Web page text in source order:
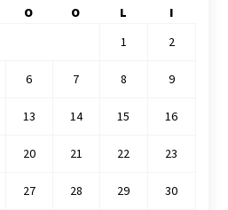
O O L
I
1
2
6 7 8 9
13 14 15 16
20 21 22 23
27 28 29 30